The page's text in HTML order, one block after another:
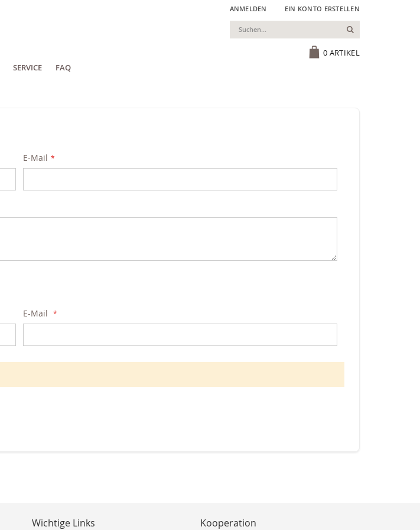
ANMELDEN EIN KONTO ERSTELLEN
0 ARTIKEL
Suchen
SERVICE FAQ
E-Mail
E-Mail
Wichtige Links Kooperation